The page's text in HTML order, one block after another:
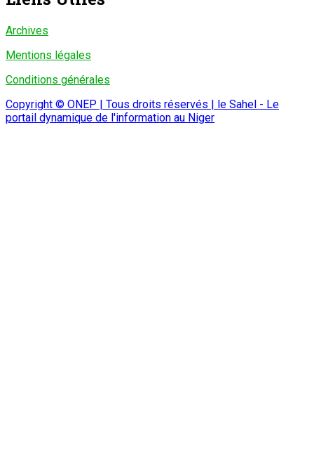
Archives
Mentions légales
Conditions générales
Copyright © ONEP | Tous droits réservés | le Sahel - Le
portail dynamique de l'information au Niger